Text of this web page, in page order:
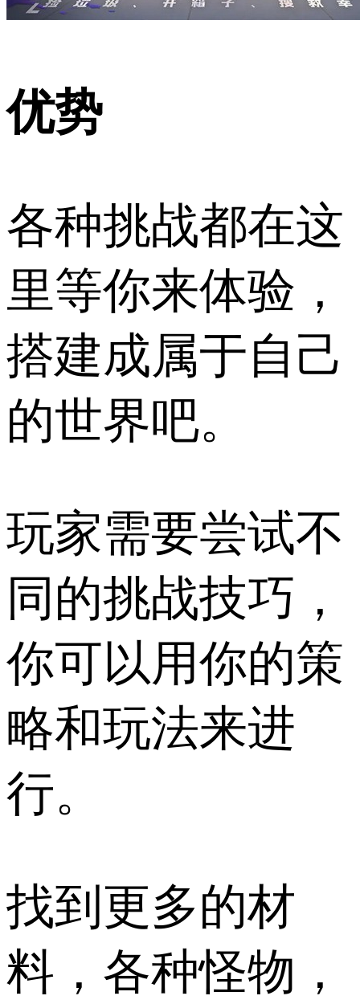
优势
各种挑战都在这
里等你来体验，
搭建成属于自己
的世界吧。
玩家需要尝试不
同的挑战技巧，
你可以用你的策
略和玩法来进
行。
找到更多的材
料，各种怪物，